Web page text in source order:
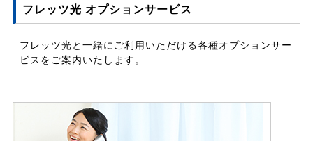
フレッツ光 オプションサービス
フレッツ光と一緒にご利用いただける各種オプションサー
ビスをご案内いたします。